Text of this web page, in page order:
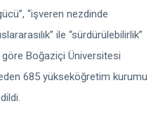
“işveren nezdinde
ile “sürdürülebilirlik”
göre Boğaziçi Üniversitesi
685 yükseköğretim kurumu